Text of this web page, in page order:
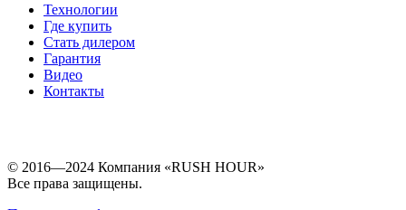
Технологии
Где купить
Стать дилером
Гарантия
Видео
Контакты
© 2016—2024 Компания «RUSH HOUR»
Все права защищены.